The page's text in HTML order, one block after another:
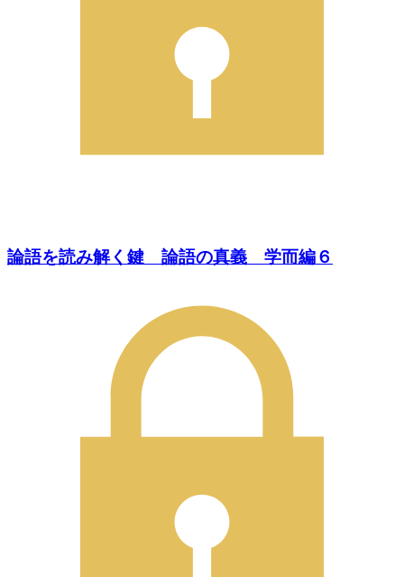
論語を読み解く鍵 論語の真義 学而編６